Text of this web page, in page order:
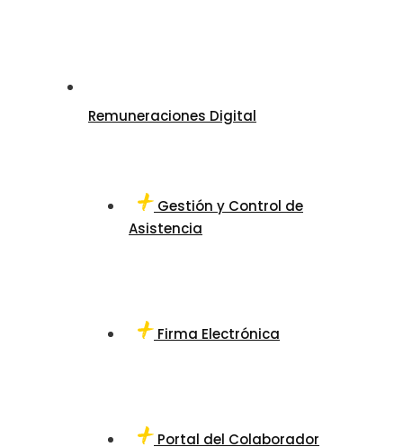
Remuneraciones Digital
Gestión y Control de
Asistencia
Firma Electrónica
Portal del Colaborador